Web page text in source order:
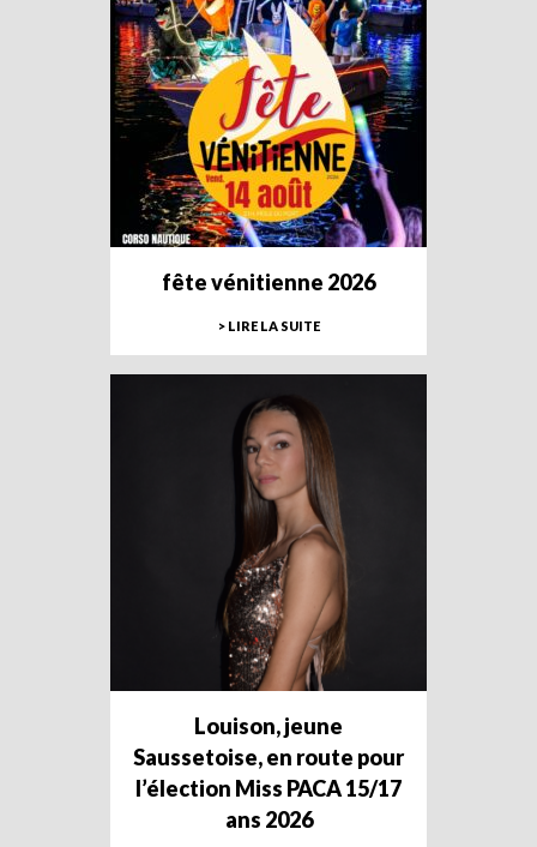
fête vénitienne 2026
> LIRE LA SUITE
Louison, jeune
Saussetoise, en route pour
l’élection Miss PACA 15/17
ans 2026